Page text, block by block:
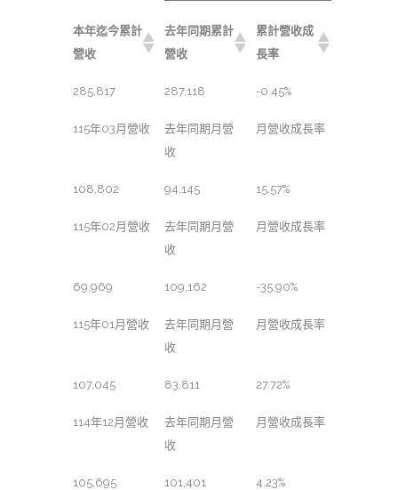
本年迄今累計
營收
去年同期累計
營收
累計營收成
長率
285,817 287,118 -0.45%
115年03月營收
去年同期月營
收
月營收成長率
108,802 94,145 15.57%
115年02月營收
去年同期月營
收
月營收成長率
69,969 109,162 -35.90%
115年01月營收
去年同期月營
收
月營收成長率
107,045 83,811 27.72%
114年12月營收
去年同期月營
收
月營收成長率
105,695 101,401 4.23%